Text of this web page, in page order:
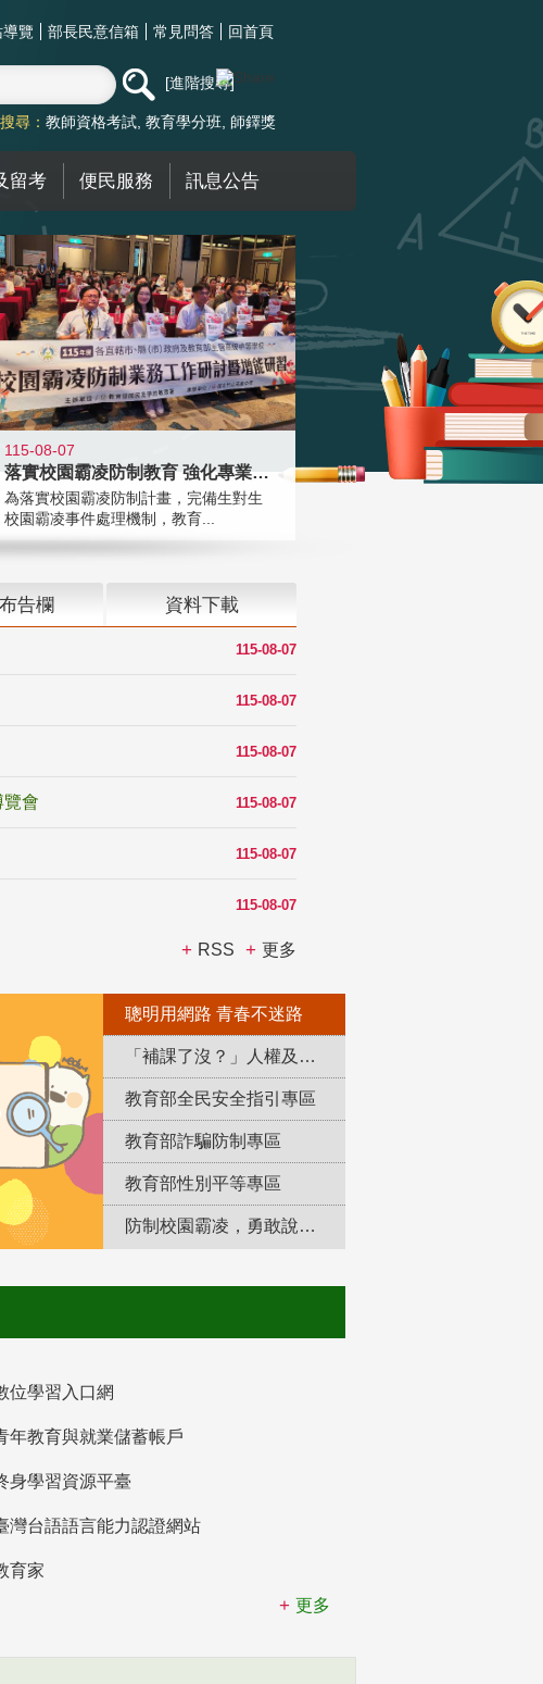
覽 部長民意信箱 常見問答 回首頁
進階搜尋
尋： 教師資格考試 教育學分班 師鐸獎
留考 便民服務 訊息公告
115-08-07
落實校園霸凌防制教育 強化專業知能
為落實校園霸凌防制計畫，完備生對生
校園霸凌事件處理機制，教育...
告欄 資料下載
115-08-07
115-08-07
115-08-07
115-08-07
會
115-08-07
115-08-07
RSS 更多
聰明用網路 青春不迷路
「補課了沒？」人權及轉型正義教育專區
教育部全民安全指引專區
教育部詐騙防制專區
教育部性別平等專區
防制校園霸凌，勇敢說出來！
位學習入口網
年教育與就業儲蓄帳戶
身學習資源平臺
灣台語語言能力認證網站
育家
更多